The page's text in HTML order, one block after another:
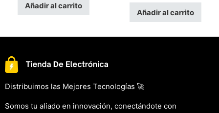
Añadir al carrito
Añadir al carrito
Distribuimos las Mejores Tecnologías 🚀
Somos tu aliado en innovación, conectándote con